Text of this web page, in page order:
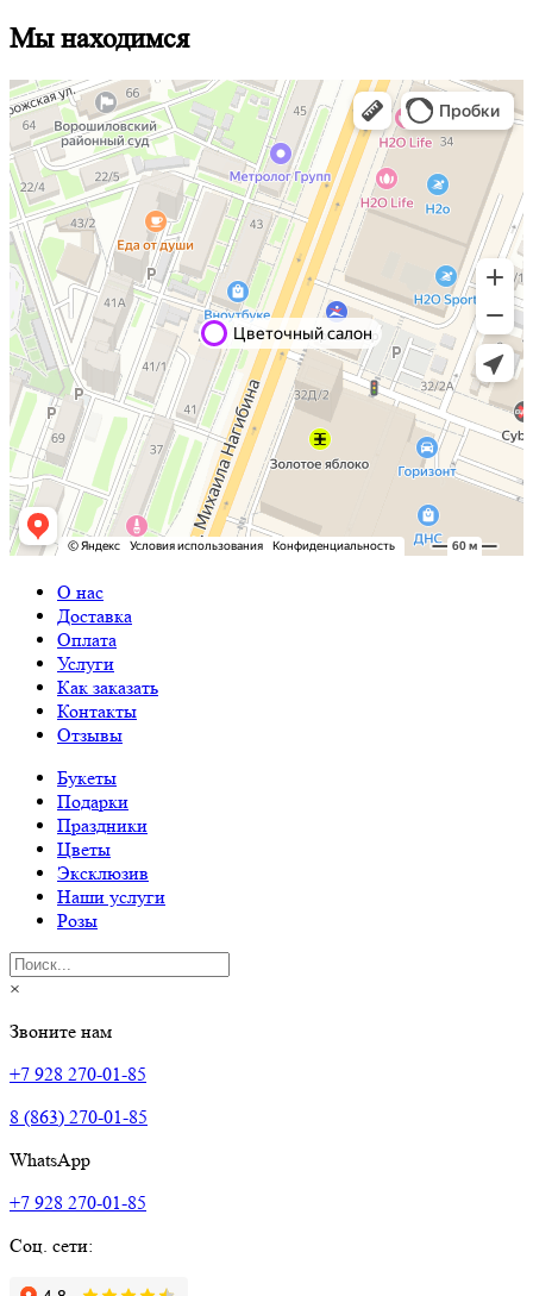
Мы находимся
О нас
Доставка
Оплата
Услуги
Как заказать
Контакты
Отзывы
Букеты
Подарки
Праздники
Цветы
Эксклюзив
Наши услуги
Розы
×
Звоните нам
+7 928 270-01-85
8 (863) 270-01-85
WhatsApp
+7 928 270-01-85
Соц. сети: